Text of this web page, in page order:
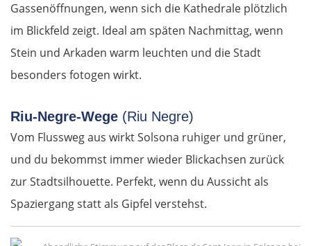
Gassenöffnungen, wenn sich die Kathedrale plötzlich
im Blickfeld zeigt. Ideal am späten Nachmittag, wenn
Stein und Arkaden warm leuchten und die Stadt
besonders fotogen wirkt.
Riu-Negre-Wege (Riu Negre)
Vom Flussweg aus wirkt Solsona ruhiger und grüner,
und du bekommst immer wieder Blickachsen zurück
zur Stadtsilhouette. Perfekt, wenn du Aussicht als
Spaziergang statt als Gipfel verstehst.
Debrecen
Rumänien Ost
Cluj-Napoca
Sibiu